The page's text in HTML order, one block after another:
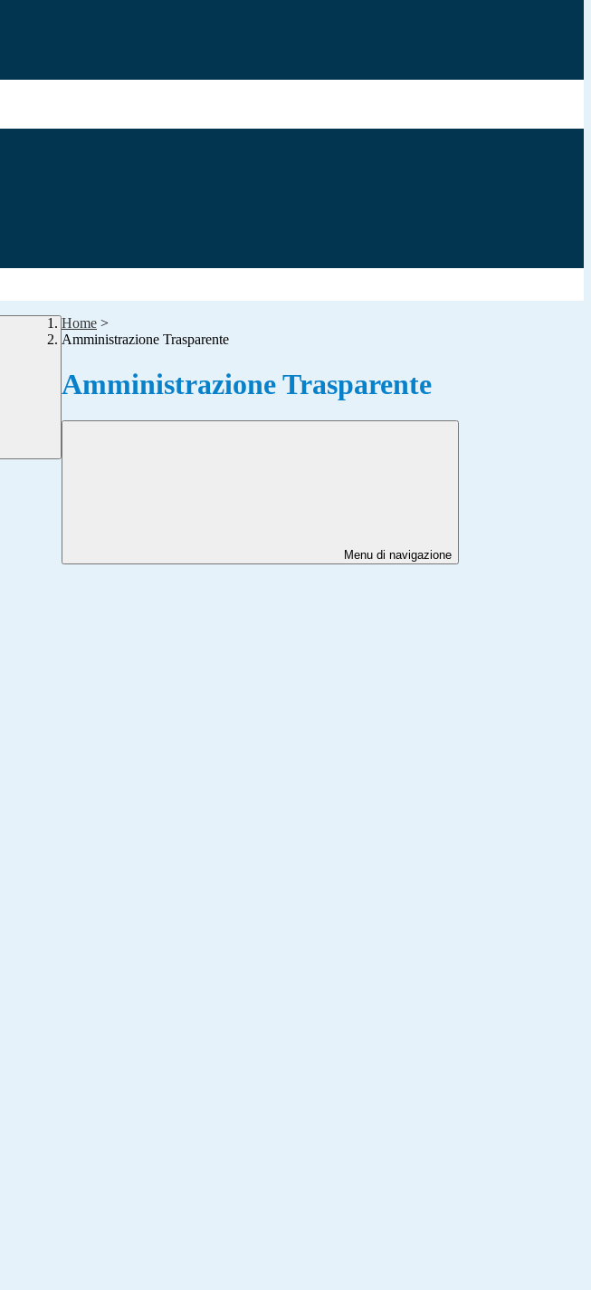
Home >
Amministrazione Trasparente
Amministrazione Trasparente
Menu di navigazione